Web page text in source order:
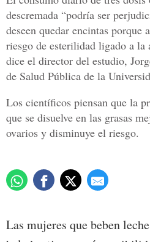
descremada “podría ser
deseen quedar encintas porque
riesgo de esterilidad ligado a la
dice el director del estudio,
de Salud Pública de la
Los científicos piensan que la
que se disuelve en las grasas
ovarios y disminuye el riesgo.
Las mujeres que beben